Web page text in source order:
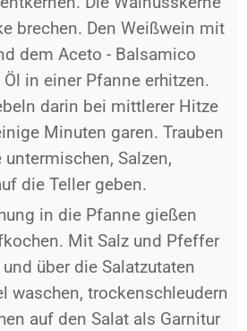
brechen. Den Weißwein mit
dem Aceto - Balsamico
Öl in einer Pfanne erhitzen.
darin bei mittlerer Hitze
Minuten garen. Trauben
Salzen,
die Teller geben.
in die Pfanne gießen
Mit Salz und Pfeffer
über die Salatzutaten
waschen, trockenschleudern
auf den Salat als Garnitur